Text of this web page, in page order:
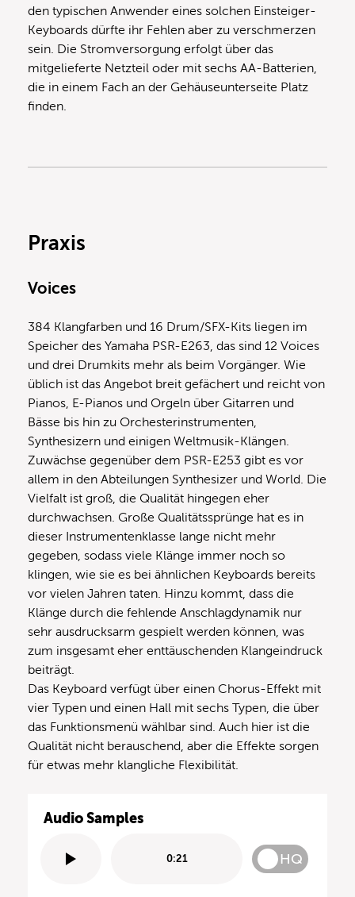
den typischen Anwender eines solchen Einsteiger-
Keyboards dürfte ihr Fehlen aber zu verschmerzen
sein. Die Stromversorgung erfolgt über das
mitgelieferte Netzteil oder mit sechs AA-Batterien,
die in einem Fach an der Gehäuseunterseite Platz
finden.
Praxis
Voices
384 Klangfarben und 16 Drum/SFX-Kits liegen im
Speicher des Yamaha PSR-E263, das sind 12 Voices
und drei Drumkits mehr als beim Vorgänger. Wie
üblich ist das Angebot breit gefächert und reicht von
Pianos, E-Pianos und Orgeln über Gitarren und
Bässe bis hin zu Orchesterinstrumenten,
Synthesizern und einigen Weltmusik-Klängen.
Zuwächse gegenüber dem PSR-E253 gibt es vor
allem in den Abteilungen Synthesizer und World. Die
Vielfalt ist groß, die Qualität hingegen eher
durchwachsen. Große Qualitätssprünge hat es in
dieser Instrumentenklasse lange nicht mehr
gegeben, sodass viele Klänge immer noch so
klingen, wie sie es bei ähnlichen Keyboards bereits
vor vielen Jahren taten. Hinzu kommt, dass die
Klänge durch die fehlende Anschlagdynamik nur
sehr ausdrucksarm gespielt werden können, was
zum insgesamt eher enttäuschenden Klangeindruck
beiträgt.
Das Keyboard verfügt über einen Chorus-Effekt mit
vier Typen und einen Hall mit sechs Typen, die über
das Funktionsmenü wählbar sind. Auch hier ist die
Qualität nicht berauschend, aber die Effekte sorgen
für etwas mehr klangliche Flexibilität.
Audio Samples
0:21 HQ